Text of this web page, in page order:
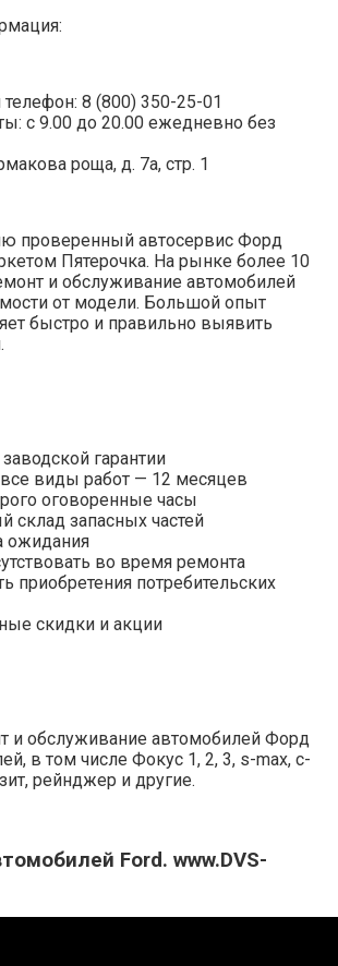
8 (800) 350-25-01
с 9.00 до 20.00 ежедневно без
роща, д. 7а, стр. 1
проверенный автосервис Форд
Пятерочка. На рынке более 10
и обслуживание автомобилей
от модели. Большой опыт
быстро и правильно выявить
гарантии
все виды работ — 12 месяцев
оговоренные часы
склад запасных частей
ожидания
во время ремонта
приобретения потребительских
скидки и акции
и обслуживание автомобилей Форд
в том числе Фокус 1, 2, 3, s-max, c-
рейнджер и другие.
Ford. www.DVS-